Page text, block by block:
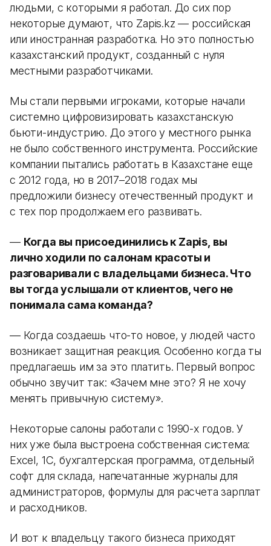
людьми, с которыми я работал. До сих пор
некоторые думают, что Zapis.kz — российская
или иностранная разработка. Но это полностью
казахстанский продукт, созданный с нуля
местными разработчиками.
Мы стали первыми игроками, которые начали
системно цифровизировать казахстанскую
бьюти-индустрию. До этого у местного рынка
не было собственного инструмента. Российские
компании пытались работать в Казахстане еще
с 2012 года, но в 2017–2018 годах мы
предложили бизнесу отечественный продукт и
с тех пор продолжаем его развивать.
— Когда вы присоединились к Zapis, вы
лично ходили по салонам красоты и
разговаривали с владельцами бизнеса. Что
вы тогда услышали от клиентов, чего не
понимала сама команда?
— Когда создаешь что-то новое, у людей часто
возникает защитная реакция. Особенно когда ты
предлагаешь им за это платить. Первый вопрос
обычно звучит так: «Зачем мне это? Я не хочу
менять привычную систему».
Некоторые салоны работали с 1990-х годов. У
них уже была выстроена собственная система:
Excel, 1С, бухгалтерская программа, отдельный
софт для склада, напечатанные журналы для
администраторов, формулы для расчета зарплат
и расходников.
И вот к владельцу такого бизнеса приходят